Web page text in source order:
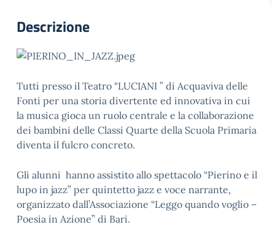
Descrizione
Tutti presso il Teatro “LUCIANI ” di Acquaviva delle
Fonti per una storia divertente ed innovativa in cui
la musica gioca un ruolo centrale e la collaborazione
dei bambini delle Classi Quarte della Scuola Primaria
diventa il fulcro concreto.
Gli alunni hanno assistito allo spettacolo “Pierino e il
lupo in jazz” per quintetto jazz e voce narrante,
organizzato dall’Associazione “Leggo quando voglio –
Poesia in Azione” di Bari.